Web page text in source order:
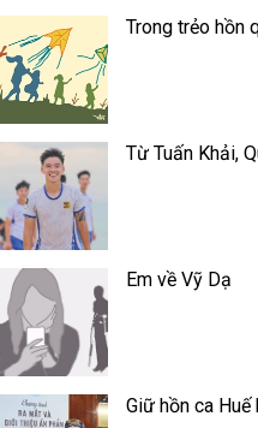
Trong trẻo hồn
Từ Tuấn Khải,
Em về Vỹ Dạ
Giữ hồn ca Huế